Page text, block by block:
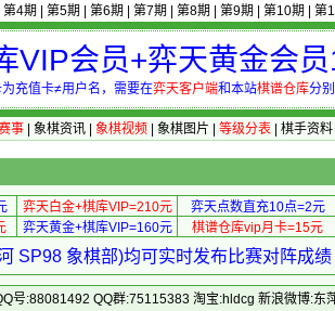
第4期 第5期 第6期 第7期 第8期 第9期 第10期 第
VIP会员+弈天黄金会
充值卡≠用户名，需要在弈天客户端和本站棋谱仓库分
事| 象棋资讯| 象棋视频 象棋图片 等级分表| 棋手资料|
弈天白金+棋库VIP=210元 弈天点数直充10点=2元
弈天黄金+棋库VIP=160元 棋谱仓库vip月卡=15元
SP98 象棋部)均可实时发布比赛对阵成
号:88081492 QQ群:75115383 淘宝:hldcg 新浪微博:东